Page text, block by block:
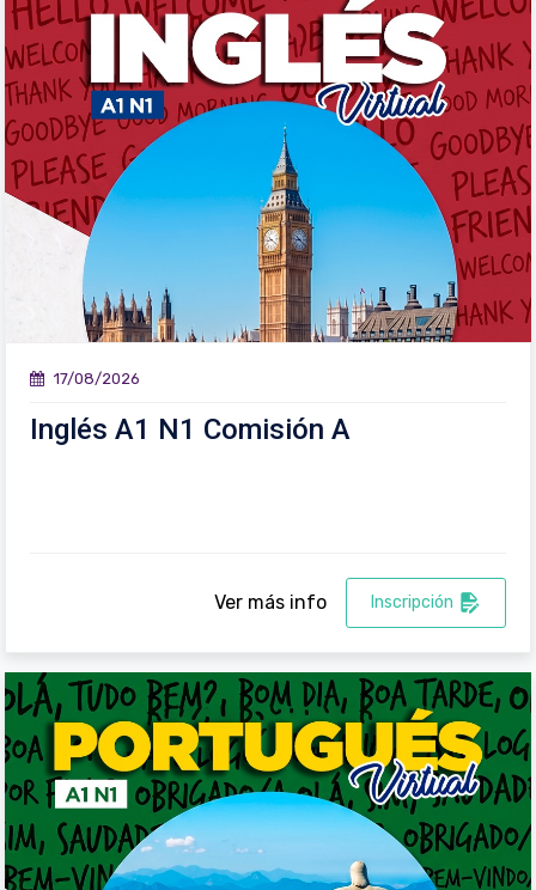
17/08/2026
Inglés A1 N1 Comisión A
Ver más info Inscripción